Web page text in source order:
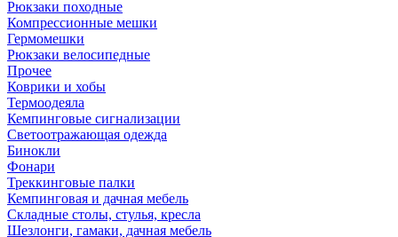
Рюкзаки походные
Компрессионные мешки
Гермомешки
Рюкзаки велосипедные
Прочее
Коврики и хобы
Термоодеяла
Кемпинговые сигнализации
Светоотражающая одежда
Бинокли
Фонари
Треккинговые палки
Кемпинговая и дачная мебель
Складные столы, стулья, кресла
Шезлонги, гамаки, дачная мебель